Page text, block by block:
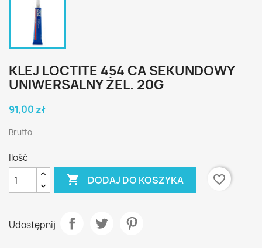
KLEJ LOCTITE 454 CA SEKUNDOWY
UNIWERSALNY ŻEL. 20G
91,00 zł
Brutto
Ilość
 DODAJ DO KOSZYKA favorite_border
Udostępnij